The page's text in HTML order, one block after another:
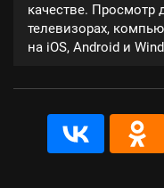
качестве. Просмотр
телевизорах,
на iOS, Android и